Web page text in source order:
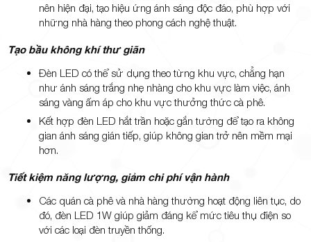
nên hiện đại, tạo hiệu ứng ánh sáng độc đáo, phù hợp với
những nhà hàng theo phong cách nghệ thuật.
Tạo bầu không khí thư giãn
Đèn LED có thể sử dụng theo từng khu vực, chẳng hạn
như ánh sáng trắng nhẹ nhàng cho khu vực làm việc, ánh
sáng vàng ấm áp cho khu vực thưởng thức cà phê.
Kết hợp đèn LED hắt trần hoặc gắn tường để tạo ra không
gian ánh sáng gián tiếp, giúp không gian trở nên mềm mại
hơn.
Tiết kiệm năng lượng, giảm chi phí vận hành
Các quán cà phê và nhà hàng thường hoạt động liên tục, do
đó, đèn LED 1W giúp giảm đáng kể mức tiêu thụ điện so
với các loại đèn truyền thống.